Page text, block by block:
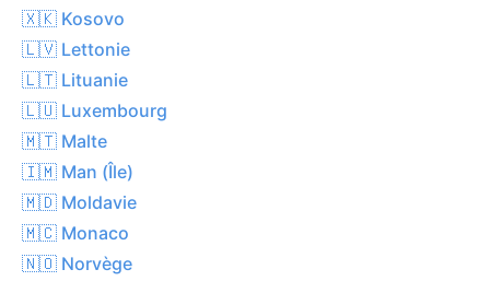
🇽🇰 Kosovo
🇱🇻 Lettonie
🇱🇹 Lituanie
🇱🇺 Luxembourg
🇲🇹 Malte
🇮🇲 Man (Île)
🇲🇩 Moldavie
🇲🇨 Monaco
🇳🇴 Norvège